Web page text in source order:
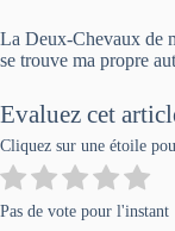
La Deux-Chevaux de
se trouve ma propre
Evaluez cet
Cliquez sur une étoile
Pas de vote pour l'instant